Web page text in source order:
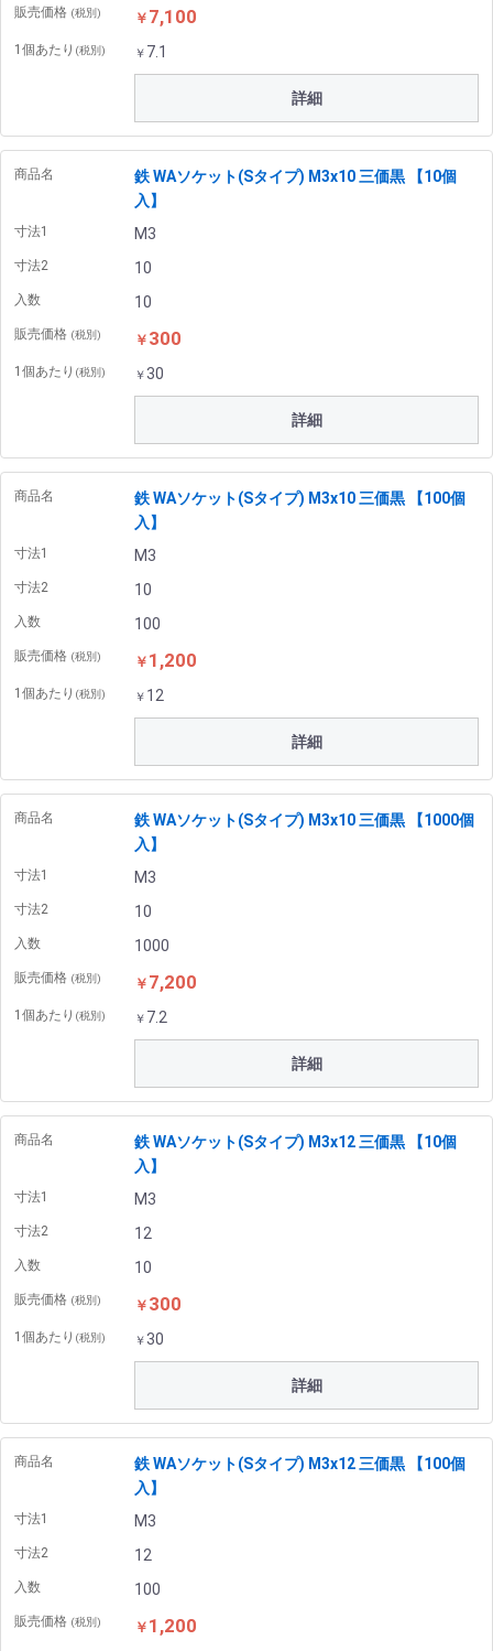
販売価格 (税別) ￥ 7,100
1個あたり (税別) ￥ 7.1
詳細
商品名
鉄 WAソケット(Sタイプ) M3x10 三価黒 【10個
入】
寸法1 M3
寸法2 10
入数 10
販売価格 (税別) ￥ 300
1個あたり (税別) ￥ 30
詳細
商品名
鉄 WAソケット(Sタイプ) M3x10 三価黒 【100個
入】
寸法1 M3
寸法2 10
入数 100
販売価格 (税別) ￥ 1,200
1個あたり (税別) ￥ 12
詳細
商品名
鉄 WAソケット(Sタイプ) M3x10 三価黒 【1000個
入】
寸法1 M3
寸法2 10
入数 1000
販売価格 (税別) ￥ 7,200
1個あたり (税別) ￥ 7.2
詳細
商品名
鉄 WAソケット(Sタイプ) M3x12 三価黒 【10個
入】
寸法1 M3
寸法2 12
入数 10
販売価格 (税別) ￥ 300
1個あたり (税別) ￥ 30
詳細
商品名
鉄 WAソケット(Sタイプ) M3x12 三価黒 【100個
入】
寸法1 M3
寸法2 12
入数 100
販売価格 (税別) ￥ 1,200